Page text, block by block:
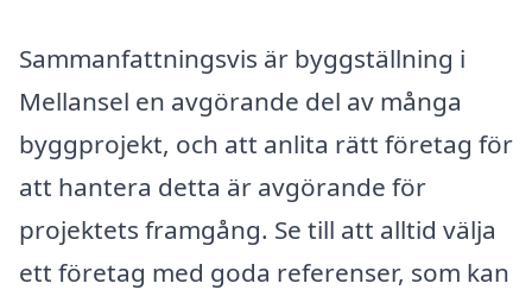
Sammanfattningsvis är byggställning i
Mellansel en avgörande del av många
byggprojekt, och att anlita rätt företag för
att hantera detta är avgörande för
projektets framgång. Se till att alltid välja
ett företag med goda referenser, som kan